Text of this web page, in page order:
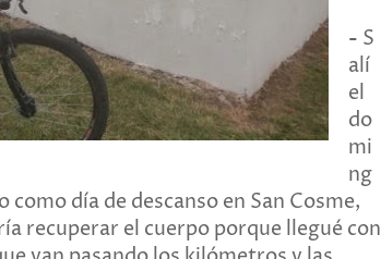
- S
alí
el
do
mi
ng
como día de descanso en San Cosme,
recuperar el cuerpo porque llegué con